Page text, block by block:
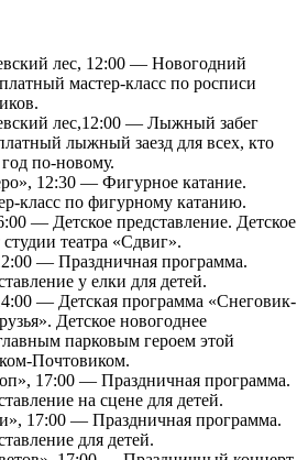
лес, 12:00 — Новогодний
мастер-класс по росписи
лес,12:00 — Лыжный забег
лыжный заезд для всех, кто
год по-новому.
12:30 — Фигурное катание.
класс по фигурному катанию.
— Детское представление. Детское
театра «Сдвиг».
— Праздничная программа.
у елки для детей.
— Детская программа «Снеговик-
Детское новогоднее
парковым героем этой
Почтовиком.
17:00 — Праздничная программа.
на сцене для детей.
17:00 — Праздничная программа.
для детей.